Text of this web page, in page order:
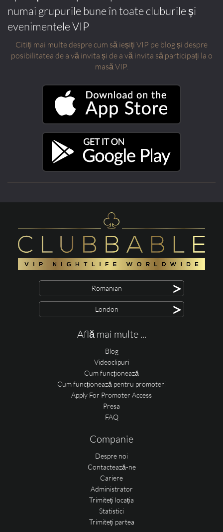
numai grupurile bune în toate cluburile și
evenimentele VIP
Citiți mai multe despre cum să ieșiți VIP pe blog și despre
posibilitatea de a vă invita și de a vă invita să participați la o
masă VIP.
Romanian >
London >
Află mai multe ...
Blog
Videoclipuri
Cum funcționează
Cum funcționează pentru promoteri
Apply For Promoter Access
Presa
FAQ
Companie
Despre noi
Contactează-ne
Cariere
Administrator
Trimiteți locația
Statistici
Trimiteți partea